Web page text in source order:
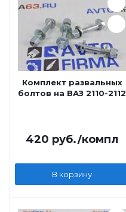
Комплект развальных
болтов на ВАЗ 2110-2112
420 руб./компл
В корзину